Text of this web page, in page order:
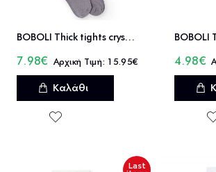
BOBOLI Thick tights crystals for baby girl -BCI - 702043
7.98€ 15.95€
Καλάθι
4.98€
Last